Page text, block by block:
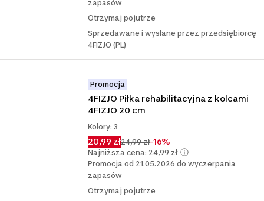
zapasów
Otrzymaj pojutrze
Sprzedawane i wysłane przez przedsiębiorcę
4FIZJO (PL)
Promocja
4FIZJO Piłka rehabilitacyjna z kolcami
4FIZJO 20 cm
Kolory: 3
20,99 zł24,99 zł-16%
Najniższa cena: 24,99 zł
Promocja od 21.05.2026 do wyczerpania
zapasów
Otrzymaj pojutrze